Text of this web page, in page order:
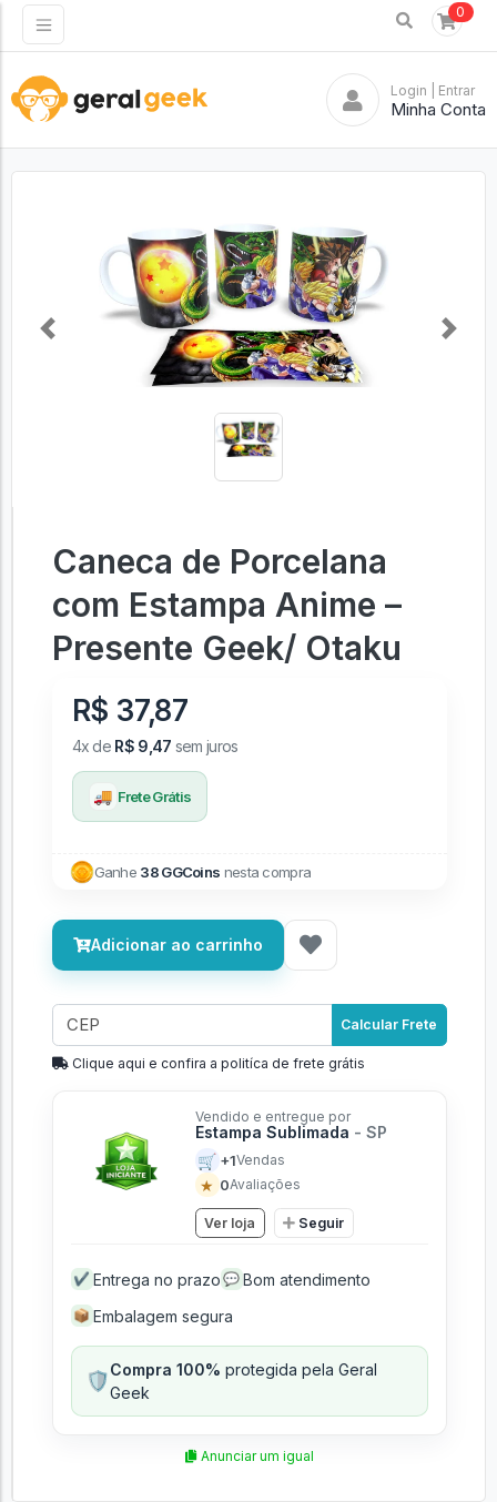
0
Login | Entrar
Minha Conta
Previous Next
Caneca de Porcelana
com Estampa Anime –
Presente Geek/ Otaku
R$ 37,87
4x de R$ 9,47 sem juros
🚚 Frete Grátis
Ganhe 38 GGCoins nesta compra
Adicionar ao carrinho
Calcular Frete
Clique aqui e confira a politíca de frete grátis
Vendido e entregue por
Estampa Sublimada - SP
🛒 +1Vendas
★ 0Avaliações
Ver loja Seguir
✔ Entrega no prazo 💬 Bom atendimento
📦 Embalagem segura
🛡️Compra 100% protegida pela Geral
Geek
Anunciar um igual